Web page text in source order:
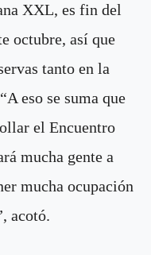
XXL, es fin del
octubre, así que
tanto en la
eso se suma que
el Encuentro
mucha gente a
mucha ocupación
acotó.